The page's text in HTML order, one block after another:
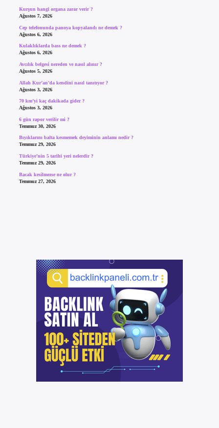
Kurşun hangi organa zarar verir ?
Ağustos 7, 2026
Cep telefonunda panoya kopyalandı ne demek ?
Ağustos 6, 2026
Kulaklıklarda bass ne demek ?
Ağustos 6, 2026
Avcılık belgesi nereden ve nasıl alınır ?
Ağustos 5, 2026
Allah Kur’an’da kendini nasıl tanıtıyor ?
Ağustos 3, 2026
70 km’yi kaç dakikada gider ?
Ağustos 3, 2026
6 gün rapor verilir mi ?
Temmuz 30, 2026
Bıyıklarını balta kesmemek deyiminin anlamı nedir ?
Temmuz 29, 2026
Türkiye’nin 5 tarihi yeri nelerdir ?
Temmuz 29, 2026
Bacak kesilmezse ne olur ?
Temmuz 27, 2026